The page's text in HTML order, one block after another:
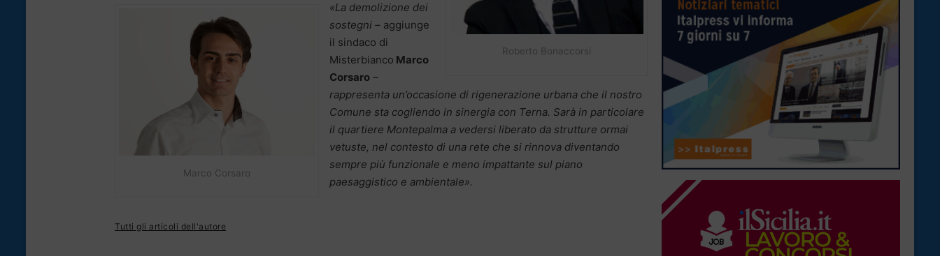
Roberto Bonaccorsi
Marco Corsaro
«La demolizione dei
sostegni – aggiunge
il sindaco di
Misterbianco Marco
Corsaro –
rappresenta un’occasione di rigenerazione urbana che il nostro
Comune sta cogliendo in sinergia con Terna. Sarà in particolare
il quartiere Montepalma a vedersi liberato da strutture ormai
vetuste, nel contesto di una rete che si rinnova diventando
sempre più funzionale e meno impattante sul piano
paesaggistico e ambientale».
Tutti gli articoli dell'autore